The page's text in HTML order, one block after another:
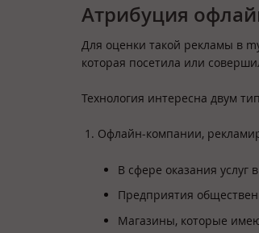
Атрибуция
Для оценки такой рекламы в
которая посетила или
Технология интересна двум
Офлайн-компании,
В сфере оказания услуг
Предприятия
Магазины, которые